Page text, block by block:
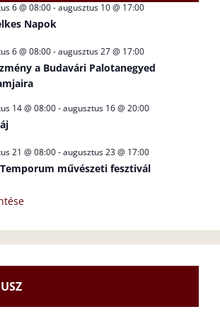
6 @ 08:00-augusztus 10 @ 17:00
Napok
6 @ 08:00-augusztus 27 @ 17:00
a Budavári Palotanegyed
14 @ 08:00-augusztus 16 @ 20:00
21 @ 08:00-augusztus 23 @ 17:00
művészeti fesztivál